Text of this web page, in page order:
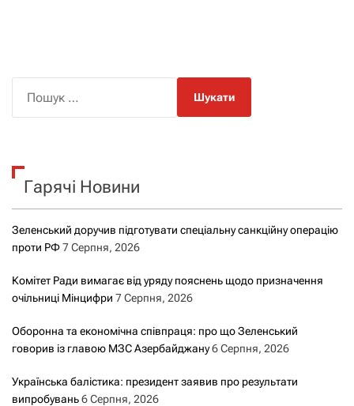
к
Гарячі Новини
Зеленський доручив підготувати спеціальну санкційну операцію
проти РФ7 Серпня, 2026
Комітет Ради вимагає від уряду пояснень щодо призначення
очільниці Мінцифри 7 Серпня, 2026
Оборонна та економічна співпраця: про що Зеленський
говорив із главою МЗС Азербайджану6 Серпня, 2026
Українська балістика: президент заявив про результати
випробувань6 Серпня, 2026